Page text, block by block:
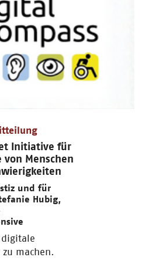
Initiative für
Menschen
und für
Hubig,
machen.